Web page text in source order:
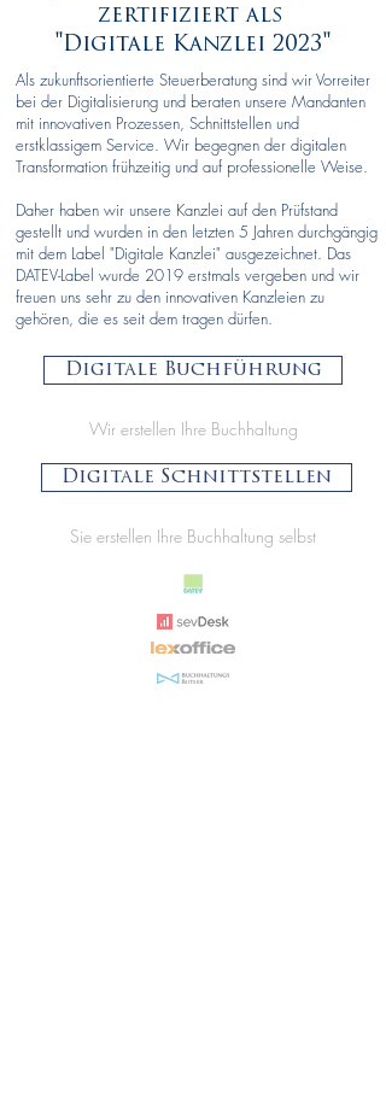
zertifiziert als
"Digitale Kanzlei 2023"
Als zukunftsorientierte Steuerberatung sind wir Vorreiter
bei der Digitalisierung und beraten unsere Mandanten
mit innovativen Prozessen, Schnittstellen und
erstklassigem Service. Wir begegnen der digitalen
Transformation frühzeitig und auf professionelle Weise.
Daher haben wir unsere Kanzlei auf den Prüfstand
gestellt und wurden in den letzten 5 Jahren durchgängig
mit dem Label "Digitale Kanzlei" ausgezeichnet. Das
DATEV-Label wurde 2019 erstmals vergeben und wir
freuen uns sehr zu den innovativen Kanzleien zu
gehören, die es seit dem tragen dürfen.
Digitale Buchführung
Wir erstellen Ihre Buchhaltung
Digitale Schnittstellen
Sie erstellen Ihre Buchhaltung selbst